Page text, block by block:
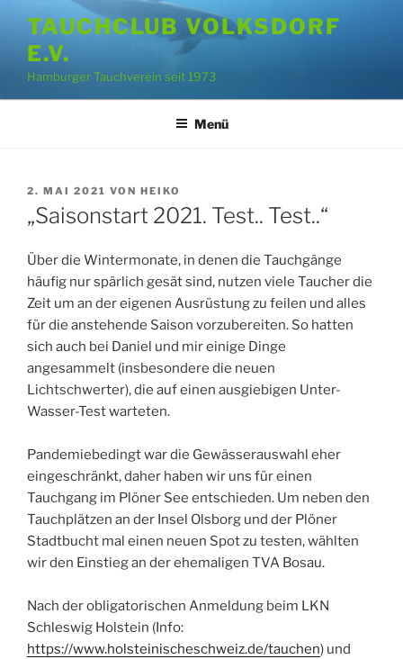
Inhalt
springen
TAUCHCLUB VOLKSDORF
E.V.
Hamburger Tauchverein seit 1973
Menü
VERÖFFENTLICHT
AM
2. MAI 2021 VON HEIKO
„Saisonstart 2021. Test.. Test..“
Über die Wintermonate, in denen die Tauchgänge
häufig nur spärlich gesät sind, nutzen viele Taucher die
Zeit um an der eigenen Ausrüstung zu feilen und alles
für die anstehende Saison vorzubereiten. So hatten
sich auch bei Daniel und mir einige Dinge
angesammelt (insbesondere die neuen
Lichtschwerter), die auf einen ausgiebigen Unter-
Wasser-Test warteten.
Pandemiebedingt war die Gewässerauswahl eher
eingeschränkt, daher haben wir uns für einen
Tauchgang im Plöner See entschieden. Um neben den
Tauchplätzen an der Insel Olsborg und der Plöner
Stadtbucht mal einen neuen Spot zu testen, wählten
wir den Einstieg an der ehemaligen TVA Bosau.
Nach der obligatorischen Anmeldung beim LKN
Schleswig Holstein (Info:
https://www.holsteinischeschweiz.de/tauchen) und